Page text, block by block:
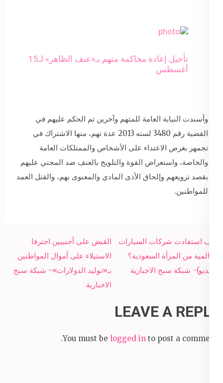
​​تأجيل إعادة محاكمة متهم بـ«عنف الظاهر» لـ15
أغسطس
وأسندت النيابة العامة للمتهم وآخرين تم الحكم عليهم في
القضية رقم 3480 لسنه 2013 عدة تهم، منها الاشتراك في
تجمهر بغرض الاعتداء على الأشخاص والممتلكات العامة
والخاصة، واستعراض القوة والتلويح بالعنف ضد المجني عليهم
بقصد ترويعهم وإلحاق الأذى المادي والمعنوى بهم، والقتل العمد
للمواطنين.
Post
navigation
القبض على أجنبيين احترفا
الاستيلاء على أموال المواطنين
بـ«توليد الدولارات»- شبكة سبح
الاخبارية
كيف استفادت شركات السيارات
العالمية من المرأة السعودية؟
(فيديو)- شبكة سبح الاخبارية
LEAVE A REPLY
You must be logged in to post a comment.